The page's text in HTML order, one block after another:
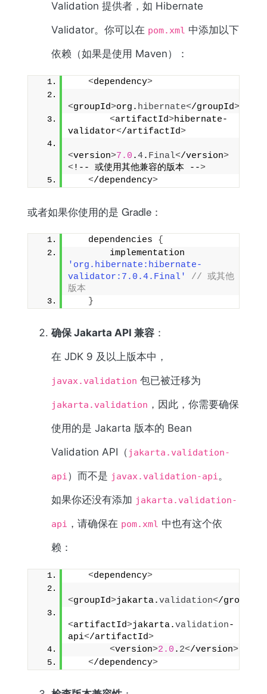
Validation 提供者，如 Hibernate
Validator。你可以在 pom.xml 中添加以下
依赖（如果是使用 Maven）：
<dependency>
<groupId>org. hibernate</groupId>
<artifactId>hibernate-
validator</artifactId>
<version>7.0 .4. Final</version>
<!-- 或使用其他兼容的版本 -->
</dependency>
或者如果你使用的是 Gradle：
   dependencies
{
'org.hibernate:hibernate-
validator:7.0.4.Final'
// 或其他
版本
}
确保 Jakarta API 兼容 ：
在 JDK 9 及以上版本中，
javax.validation 包已被迁移为
jakarta.validation ，因此，你需要确保
使用的是 Jakarta 版本的 Bean
Validation API（ jakarta.validation-
api）而不是 javax.validation-api。
如果你还没有添加 jakarta.validation-
api ，请确保在 pom.xml 中也有这个依
赖：
<dependency>
<groupId>jakarta.validation</groupId
<artifactId>jakarta.validation-
api</artifactId>
<version>2.0 . 2</version>
</dependency>